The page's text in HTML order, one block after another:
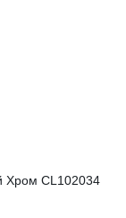
Хром CL102034